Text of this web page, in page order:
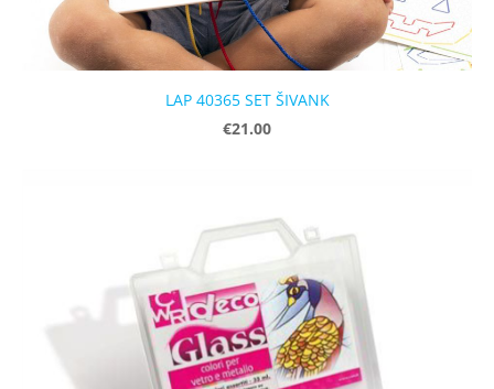
LAP 40365 SET ŠIVANK
€21.00